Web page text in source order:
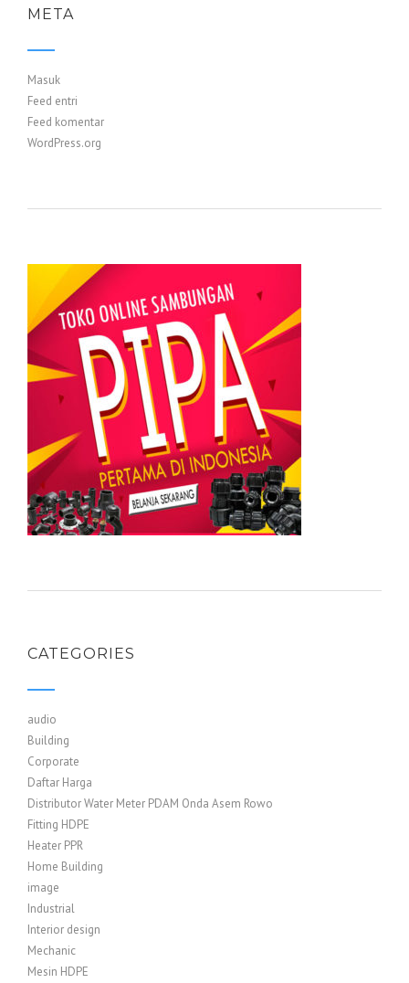
META
Masuk
Feed entri
Feed komentar
WordPress.org
CATEGORIES
audio
Building
Corporate
Daftar Harga
Distributor Water Meter PDAM Onda Asem Rowo
Fitting HDPE
Heater PPR
Home Building
image
Industrial
Interior design
Mechanic
Mesin HDPE